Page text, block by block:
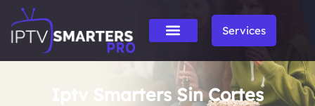
Services
Iptv Smarters Sin Cortes